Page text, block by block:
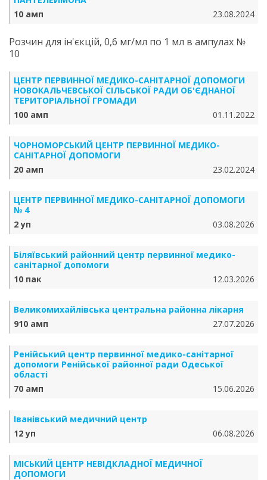
10 амп
23.08.2024
Розчин для ін'єкцій, 0,6 мг/мл по 1 мл в ампулах №
10
ЦЕНТР ПЕРВИННОЇ МЕДИКО-САНІТАРНОЇ ДОПОМОГИ
НОВОКАЛЬЧЕВСЬКОЇ СІЛЬСЬКОЇ РАДИ ОБ'ЄДНАНОЇ
ТЕРИТОРІАЛЬНОЇ ГРОМАДИ
100 амп
01.11.2022
ЧОРНОМОРСЬКИЙ ЦЕНТР ПЕРВИННОЇ МЕДИКО-
САНІТАРНОЇ ДОПОМОГИ
20 амп
23.02.2024
ЦЕНТР ПЕРВИННОЇ МЕДИКО-САНІТАРНОЇ ДОПОМОГИ
№ 4
2 уп
03.08.2026
Біляївський районний центр первинної медико-
санітарної допомоги
10 пак
12.03.2026
Великомихайлівська центральна районна лікарня
910 амп
27.07.2026
Ренійський центр первинної медико-санітарної
допомоги Ренійської районної ради Одеської
області
70 амп
15.06.2026
Іванівський медичний центр
12 уп
06.08.2026
МІСЬКИЙ ЦЕНТР НЕВІДКЛАДНОЇ МЕДИЧНОЇ
ДОПОМОГИ